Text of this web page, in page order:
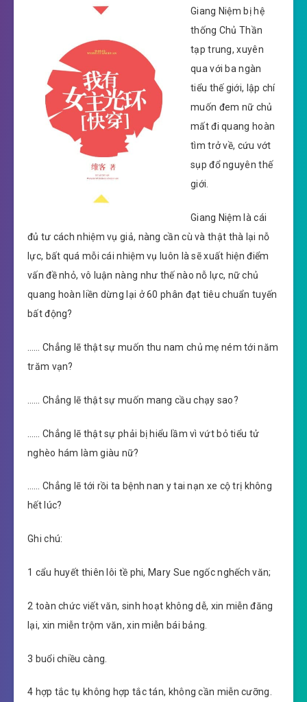
Giang Niệm bị hệ
thống Chủ Thần
tạp trung, xuyên
qua với ba ngàn
tiểu thế giới, lập chí
muốn đem nữ chủ
mất đi quang hoàn
tìm trở về, cứu vớt
sụp đổ nguyên thế
giới.
Giang Niệm là cái
đủ tư cách nhiệm vụ giả, nàng cần cù và thật thà lại nỗ
lực, bất quá mỗi cái nhiệm vụ luôn là sẽ xuất hiện điểm
vấn đề nhỏ, vô luận nàng như thế nào nỗ lực, nữ chủ
quang hoàn liền dừng lại ở 60 phân đạt tiêu chuẩn tuyến
bất động?
…… Chẳng lẽ thật sự muốn thu nam chủ mẹ ném tới năm
trăm vạn?
…… Chẳng lẽ thật sự muốn mang cầu chạy sao?
…… Chẳng lẽ thật sự phải bị hiểu lầm vì vứt bỏ tiểu tử
nghèo hám làm giàu nữ?
…… Chẳng lẽ tới rồi ta bệnh nan y tai nạn xe cộ trị không
hết lúc?
Ghi chú:
1 cẩu huyết thiên lôi tề phi, Mary Sue ngốc nghếch văn;
2 toàn chức viết văn, sinh hoạt không dễ, xin miễn đăng
lại, xin miễn trộm văn, xin miễn bái bảng.
3 buổi chiều càng.
4 hợp tắc tụ không hợp tắc tán, không cần miễn cưỡng.